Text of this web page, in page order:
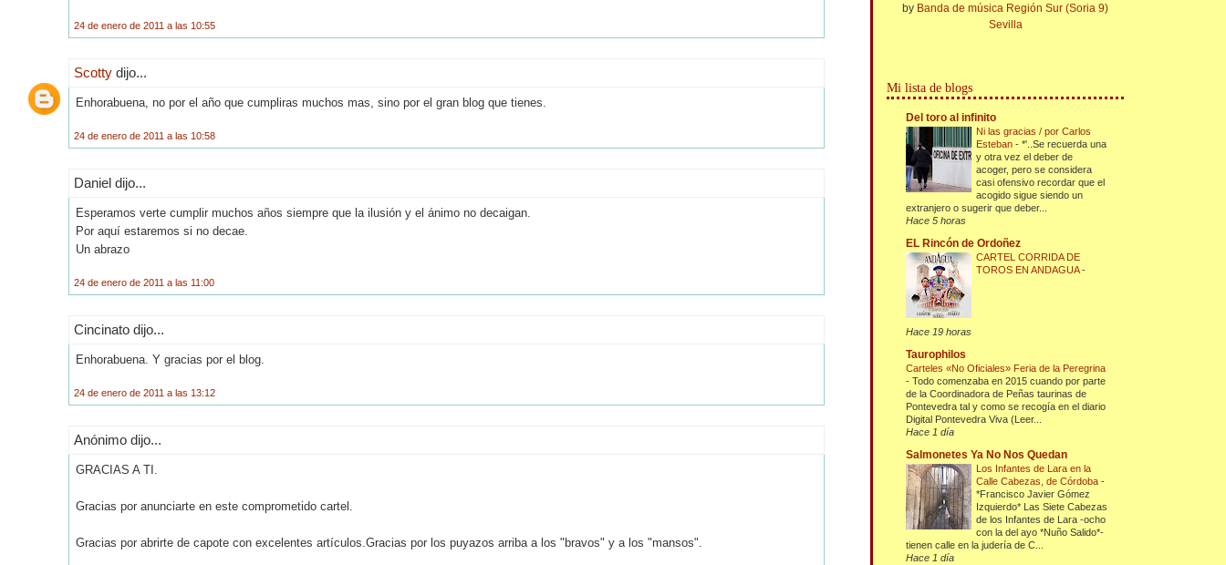
24 de enero de 2011 a las 10:55
Scotty dijo...
Enhorabuena, no por el año que cumpliras muchos mas, sino por el gran blog que tienes.
24 de enero de 2011 a las 10:58
Daniel dijo...
Esperamos verte cumplir muchos años siempre que la ilusión y el ánimo no decaigan.
Por aquí estaremos si no decae.
Un abrazo
24 de enero de 2011 a las 11:00
Cincinato dijo...
Enhorabuena. Y gracias por el blog.
24 de enero de 2011 a las 13:12
Anónimo dijo...
GRACIAS A TI.
Gracias por anunciarte en este comprometido cartel.
Gracias por abrirte de capote con excelentes artículos.Gracias por los puyazos arriba a los "bravos" y a los "mansos".
by Banda de música Región Sur (Soria 9)
Sevilla
Mi lista de blogs
Del toro al infinito
Ni las gracias / por Carlos
Esteban-*'..Se recuerda una
y otra vez el deber de
acoger, pero se considera
casi ofensivo recordar que el
acogido sigue siendo un
extranjero o sugerir que deber...
Hace 5 horas
EL Rincón de Ordoñez
CARTEL CORRIDA DE
TOROS EN ANDAGUA-
Hace 19 horas
Taurophilos
Carteles «No Oficiales» Feria de la Peregrina
-Todo comenzaba en 2015 cuando por parte
de la Coordinadora de Peñas taurinas de
Pontevedra tal y como se recogía en el diario
Digital Pontevedra Viva (Leer...
Hace 1 día
Salmonetes Ya No Nos Quedan
Los Infantes de Lara en la
Calle Cabezas, de Córdoba-
*Francisco Javier Gómez
Izquierdo* Las Siete Cabezas
de los Infantes de Lara -ocho
con la del ayo *Nuño Salido*-
tienen calle en la judería de C...
Hace 1 día